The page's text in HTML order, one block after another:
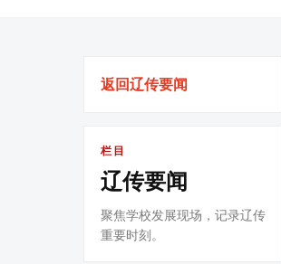
返回辽传要闻
栏目
辽传要闻
聚焦学校发展现场，记录辽传
重要时刻。